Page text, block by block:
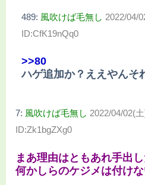
489: 風吹けば毛無し 2022/04/
ID:CfK19nQq0
>>80
ハゲ追加か？ええやんそ
7: 風吹けば毛無し 2022/04/02(
ID:Zk1bgZXg0
まあ理由はともあれ手出
何かしらのケジメは付け